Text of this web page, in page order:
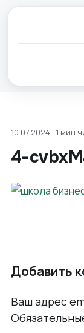
10.07.2024 · 1 мин
4-
Добавить
Ваш адрес